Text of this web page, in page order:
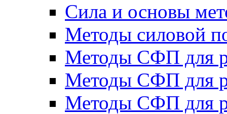
Сила и основы
Методы силовой
Методы СФП для
Методы СФП для
Методы СФП для